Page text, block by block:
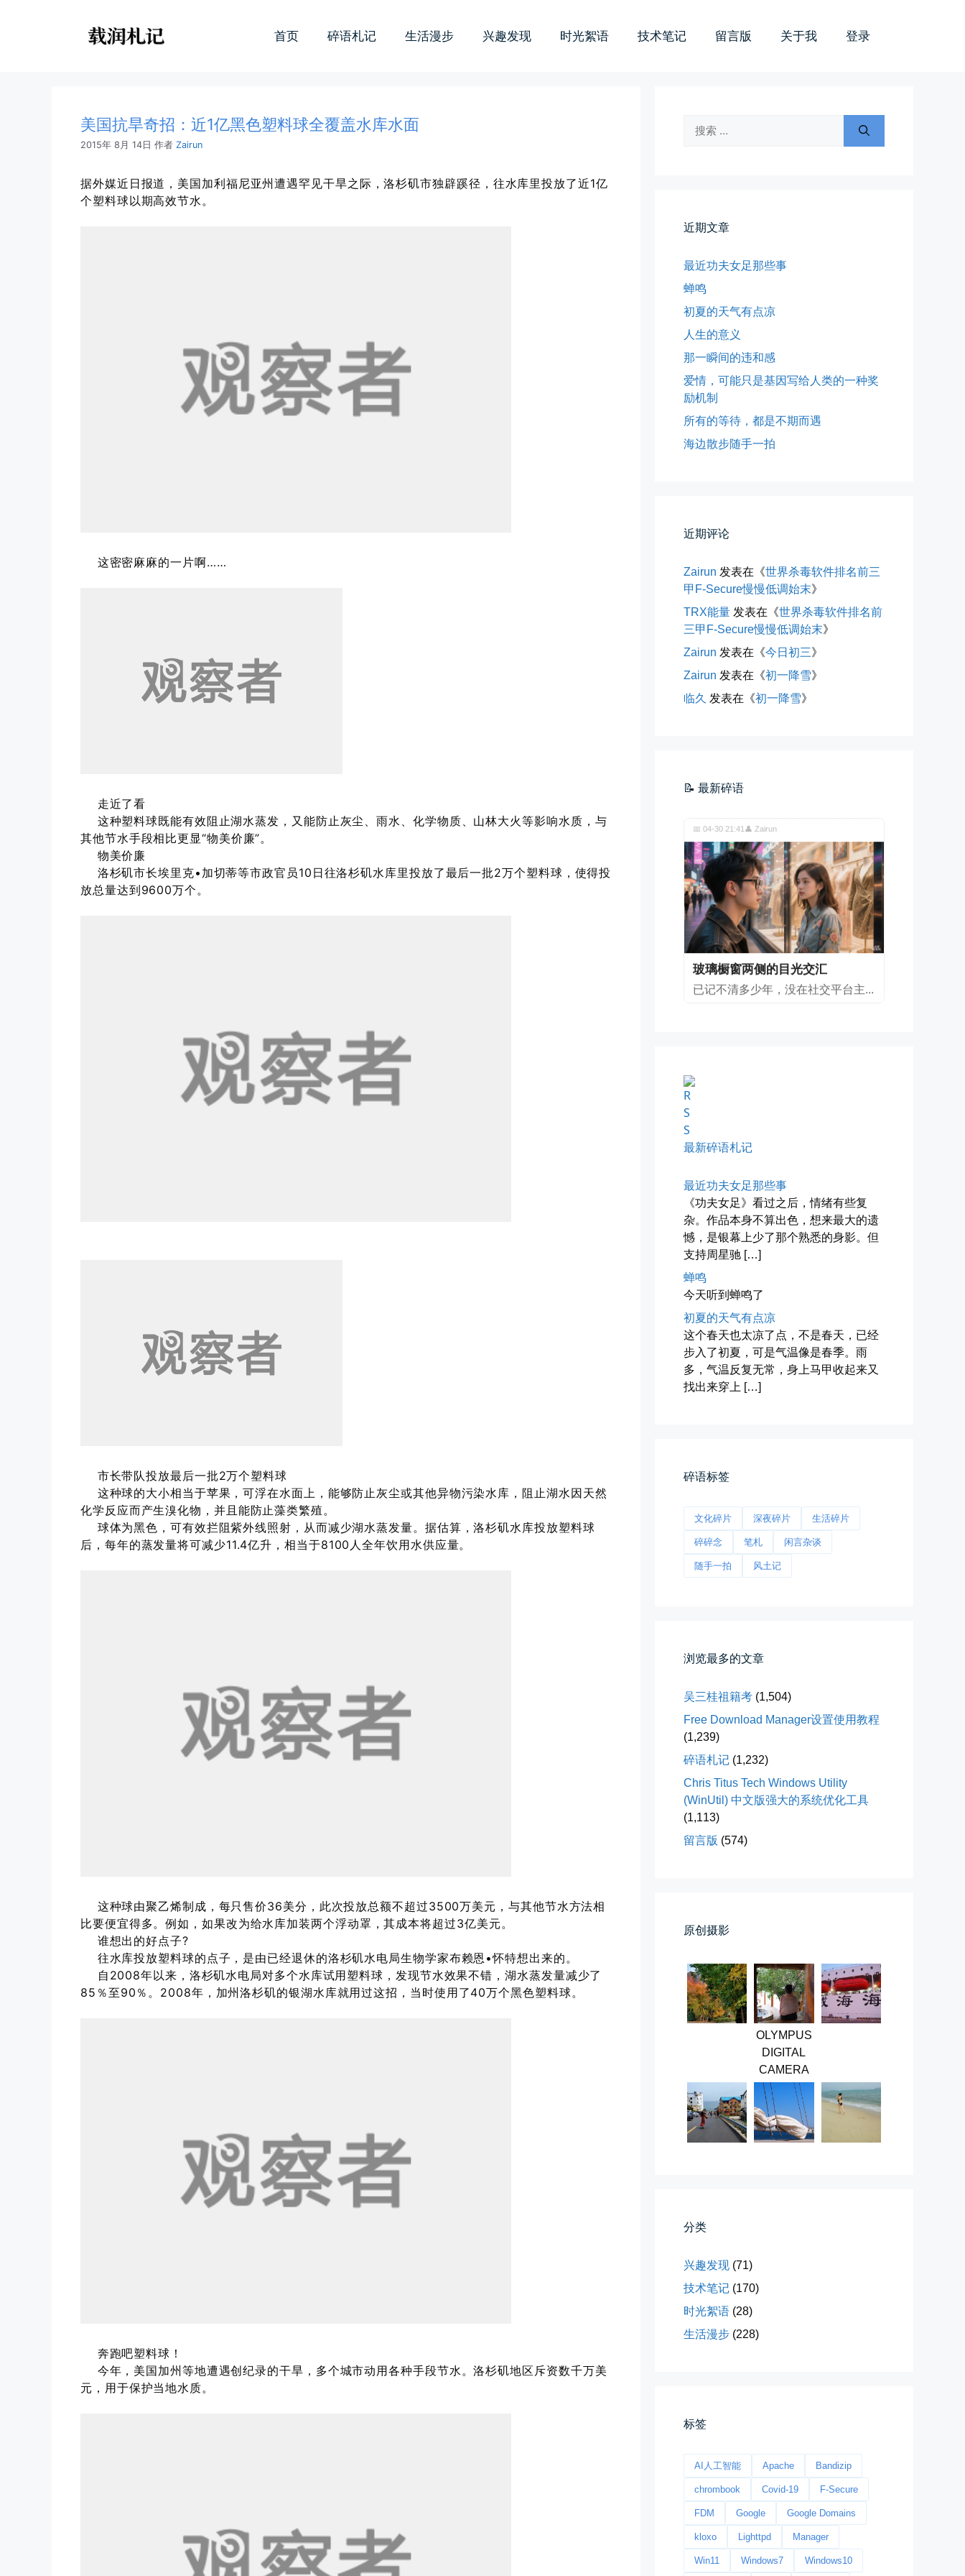
首页 碎语札记 生活漫步 兴趣发现 时光絮语 技术笔记 留言版 关于我 登录
美国抗旱奇招：近1亿黑色塑料球全覆盖水库水面
2015年 8月 14日 作者 Zairun
据外媒近日报道，美国加利福尼亚州遭遇罕见干旱之际，洛杉矶市独辟蹊径，往水库里投放了近1亿
个塑料球以期高效节水。
这密密麻麻的一片啊……
走近了看
这种塑料球既能有效阻止湖水蒸发，又能防止灰尘、雨水、化学物质、山林大火等影响水质，与
其他节水手段相比更显“物美价廉”。
物美价廉
洛杉矶市长埃里克•加切蒂等市政官员10日往洛杉矶水库里投放了最后一批2万个塑料球，使得投
放总量达到9600万个。
市长带队投放最后一批2万个塑料球
这种球的大小相当于苹果，可浮在水面上，能够防止灰尘或其他异物污染水库，阻止湖水因天然
化学反应而产生溴化物，并且能防止藻类繁殖。
球体为黑色，可有效拦阻紫外线照射，从而减少湖水蒸发量。据估算，洛杉矶水库投放塑料球
后，每年的蒸发量将可减少11.4亿升，相当于8100人全年饮用水供应量。
这种球由聚乙烯制成，每只售价36美分，此次投放总额不超过3500万美元，与其他节水方法相
比要便宜得多。例如，如果改为给水库加装两个浮动罩，其成本将超过3亿美元。
谁想出的好点子?
往水库投放塑料球的点子，是由已经退休的洛杉矶水电局生物学家布赖恩•怀特想出来的。
自2008年以来，洛杉矶水电局对多个水库试用塑料球，发现节水效果不错，湖水蒸发量减少了
85％至90％。2008年，加州洛杉矶的银湖水库就用过这招，当时使用了40万个黑色塑料球。
奔跑吧塑料球！
今年，美国加州等地遭遇创纪录的干旱，多个城市动用各种手段节水。洛杉矶地区斥资数千万美
元，用于保护当地水质。
索：
近期文章
最近功夫女足那些事
蝉鸣
初夏的天气有点凉
人生的意义
那一瞬间的违和感
爱情，可能只是基因写给人类的一种奖
励机制
所有的等待，都是不期而遇
海边散步随手一拍
近期评论
Zairun 发表在《世界杀毒软件排名前三
甲F-Secure慢慢低调始末》
TRX能量 发表在《世界杀毒软件排名前
三甲F-Secure慢慢低调始末》
Zairun 发表在《今日初三》
Zairun 发表在《初一降雪》
临久 发表在《初一降雪》
📝 最新碎语
晨风微凉，小区花香正浓。 从外...
📅 05-04 12:35👤 Zairun
📅 04-30 21:41
玻璃橱窗两侧的目光交汇
已记不清多少年，没在社交平台主...
📅 04-30 07:47👤 Zairun
📅 04-29 20:49👤 Zairun
海林街头
黑龙江的空气质量出乎意料地好，...
📅 04-27 19:30👤 Zairun
前互联网精神
📅 04-25 21:39 👤 Zairun
落雪音乐下载最稳定音乐源
春雪挂树枝
第一次AI视频创作手记
第一次用AI做视频，我把许嵩歌...
📅 03-31 22:37👤 Zairun
桃花乱落如红雨
📅 03-22 09:31👤 Zairun
早晨外面阴天，等我在厨房把热的...
最新碎语札记
最近功夫女足那些事
《功夫女足》看过之后，情绪有些复
杂。作品本身不算出色，想来最大的遗
憾，是银幕上少了那个熟悉的身影。但
支持周星驰 […]
蝉鸣
今天听到蝉鸣了
初夏的天气有点凉
这个春天也太凉了点，不是春天，已经
步入了初夏，可是气温像是春季。雨
多，气温反复无常，身上马甲收起来又
找出来穿上 […]
碎语标签
文化碎片 深夜碎片 生活碎片
碎碎念 笔札 闲言杂谈
随手一拍 风土记
浏览最多的文章
吴三桂祖籍考 (1,504)
Free Download Manager设置使用教程
(1,239)
碎语札记 (1,232)
Chris Titus Tech Windows Utility
(WinUtil) 中文版强大的系统优化工具
(1,113)
留言版 (574)
原创摄影
OLYMPUS
DIGITAL
CAMERA
分类
兴趣发现 (71)
技术笔记 (170)
时光絮语 (28)
生活漫步 (228)
标签
AI人工智能 Apache Bandizip
chrombook Covid-19 F-Secure
FDM Google Google Domains
kloxo Lighttpd Manager
Win11 Windows7 Windows10